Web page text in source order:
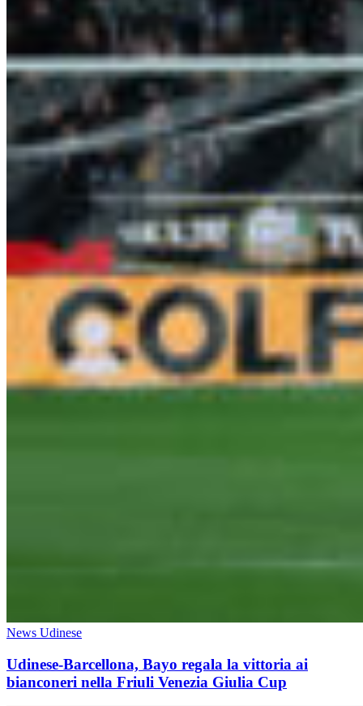
News Udinese
Udinese-Barcellona, Bayo regala la vittoria ai
bianconeri nella Friuli Venezia Giulia Cup